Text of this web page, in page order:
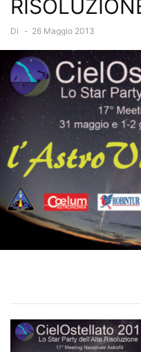
Di - 26 Maggio 2013